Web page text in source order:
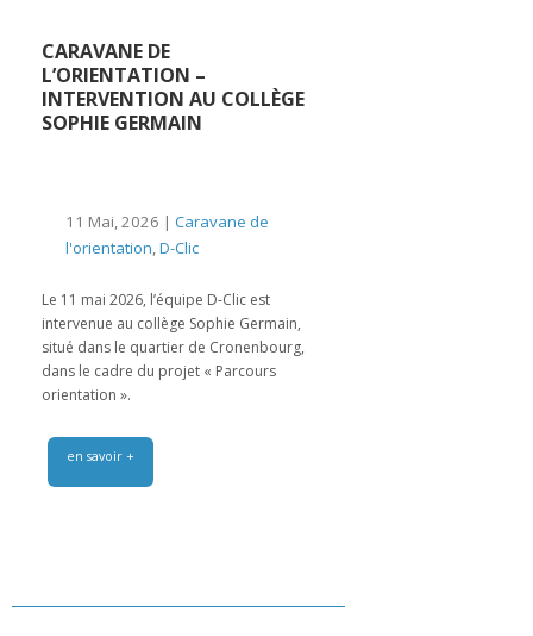
CARAVANE DE
L’ORIENTATION –
INTERVENTION AU COLLÈGE
SOPHIE GERMAIN
11 Mai, 2026 | Caravane de
l'orientation D-Clic
Le 11 mai 2026, l’équipe D-Clic est
intervenue au collège Sophie Germain,
situé dans le quartier de Cronenbourg,
dans le cadre du projet « Parcours
orientation ».
en savoir +